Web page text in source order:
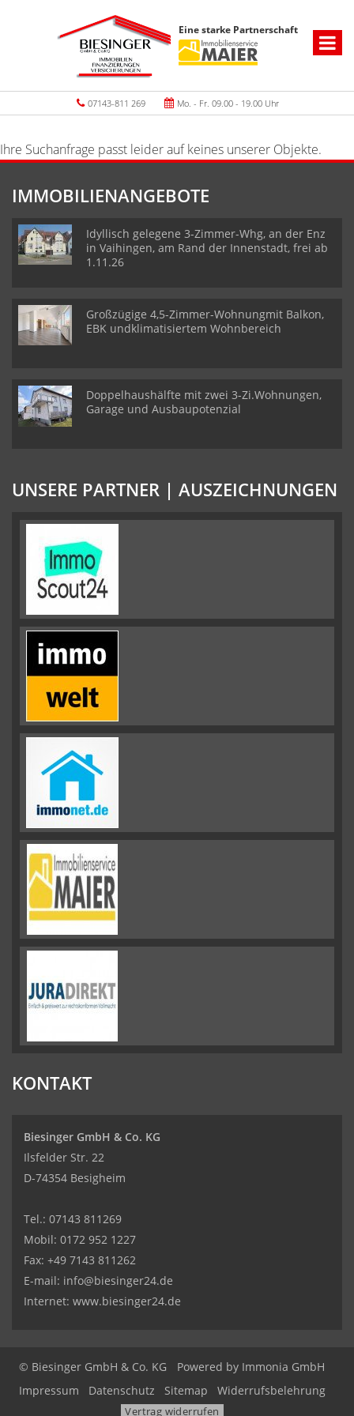
Eine starke Partnerschaft
07143-811 269 Mo. - Fr. 09.00 - 19.00 Uhr
Ihre Suchanfrage passt leider auf keines unserer Objekte.
IMMOBILIENANGEBOTE
Idyllisch gelegene 3-Zimmer-Whg, an der Enz
in Vaihingen, am Rand der Innenstadt, frei ab
1.11.26
Großzügige 4,5-Zimmer-Wohnungmit Balkon,
EBK undklimatisiertem Wohnbereich
Doppelhaushälfte mit zwei 3-Zi.Wohnungen,
Garage und Ausbaupotenzial
UNSERE PARTNER | AUSZEICHNUNGEN
KONTAKT
Biesinger GmbH & Co. KG
Ilsfelder Str. 22
D-74354 Besigheim
Tel.: 07143 811269
Mobil: 0172 952 1227
Fax: +49 7143 811262
E-mail: info@biesinger24.de
Internet: www.biesinger24.de
© Biesinger GmbH & Co. KG Powered by Immonia GmbH
Impressum
Datenschutz Sitemap Widerrufsbelehrung
Vertrag widerrufen